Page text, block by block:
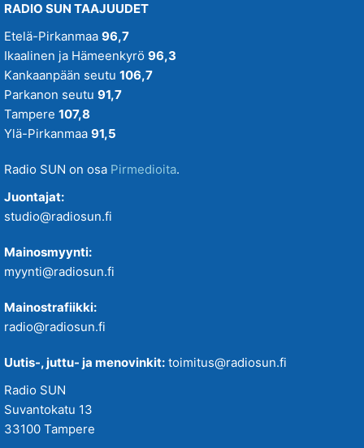
RADIO SUN TAAJUUDET
Etelä-Pirkanmaa 96,7
Ikaalinen ja Hämeenkyrö 96,3
Kankaanpään seutu 106,7
Parkanon seutu 91,7
Tampere 107,8
Ylä-Pirkanmaa 91,5
Radio SUN on osa Pirmedioita.
Juontajat:
studio@radiosun.fi
Mainosmyynti:
myynti@radiosun.fi
Mainostrafiikki:
radio@radiosun.fi
Uutis-, juttu- ja menovinkit: toimitus@radiosun.fi
Radio SUN
Suvantokatu 13
33100 Tampere